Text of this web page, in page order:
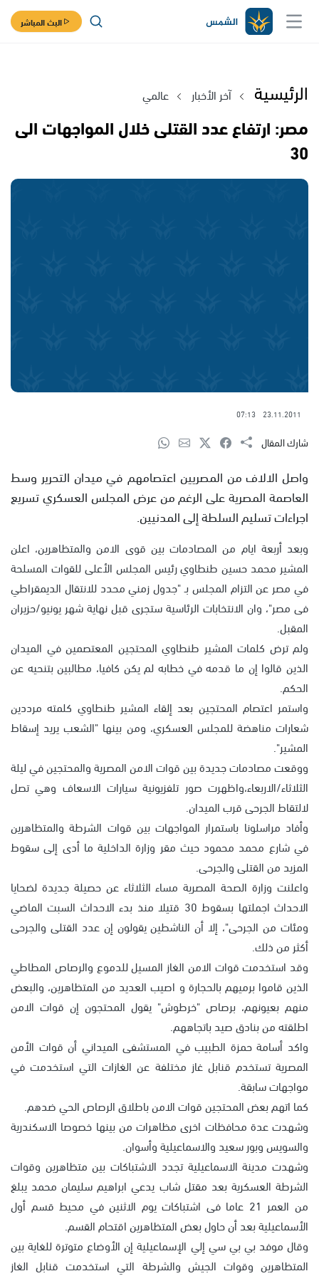
البث المباشر
الرئيسية آخر الأخبار عالمي
مصر: ارتفاع عدد القتلى خلال المواجهات الى
30
23.11.2011
07:13
شارك المقال
واصل الالاف من المصريين اعتصامهم في ميدان التحرير وسط
العاصمة المصرية على الرغم من عرض المجلس العسكري تسريع
اجراءات تسليم السلطة إلى المدنيين.
وبعد أربعة ايام من المصادمات بين قوى الامن والمتظاهرين، اعلن
المشير محمد حسين طنطاوي رئيس المجلس الأعلى للقوات المسلحة
في مصر عن التزام المجلس بـ "جدول زمني محدد للانتقال الديمقراطي
فى مصر"، وان الانتخابات الرئاسية ستجرى قبل نهاية شهر يونيو/حزيران
المقبل.
ولم ترض كلمات المشير طنطاوي المحتجين المعتصمين في الميدان
الذين قالوا إن ما قدمه في خطابه لم يكن كافيا، مطالبين بتنحيه عن
الحكم.
واستمر اعتصام المحتجين بعد إلقاء المشير طنطاوي كلمته مرددين
شعارات مناهضة للمجلس العسكري، ومن بينها "الشعب يريد إسقاط
المشير".
ووقعت مصادمات جديدة بين قوات الامن المصرية والمحتجين في ليلة
الثلاثاء/الاربعاء،واظهرت صور تلفزيونية سيارات الاسعاف وهي تصل
لالتقاط الجرحى قرب الميدان.
وأفاد مراسلونا باستمرار المواجهات بين قوات الشرطة والمتظاهرين
في شارع محمد محمود حيث مقر وزارة الداخلية ما أدى إلى سقوط
المزيد من القتلى والجرحى.
واعلنت وزارة الصحة المصرية مساء الثلاثاء عن حصيلة جديدة لضحايا
الاحداث اجملتها بسقوط 30 قتيلا منذ بدء الاحداث السبت الماضي
ومئات من الجرحى"، إلا أن الناشطين يقولون إن عدد القتلى والجرحى
أكثر من ذلك.
وقد استخدمت قوات الامن الغاز المسيل للدموع والرصاص المطاطي
الذين قاموا برميهم بالحجارة و اصيب العديد من المتظاهرين، والبعض
منهم بعيونهم، برصاص "خرطوش" يقول المحتجون إن قوات الامن
اطلقته من بنادق صيد باتجاههم.
واكد أسامة حمزة الطبيب في المستشفى الميداني أن قوات الأمن
المصرية تستخدم قنابل غاز مختلفة عن الغازات التي استخدمت في
مواجهات سابقة.
كما اتهم بعض المحتجين قوات الامن باطلاق الرصاص الحي ضدهم.
وشهدت عدة محافظات اخرى مظاهرات من بينها خصوصا الاسكندرية
والسويس وبور سعيد والاسماعيلية وأسوان.
وشهدت مدينة الاسماعيلية تجدد الاشتباكات بين متظاهرين وقوات
الشرطة العسكرية بعد مقتل شاب يدعي ابراهيم سليمان محمد يبلغ
من العمر 21 عاما فى اشتباكات يوم الاثنين في محيط قسم أول
الأسماعيلية بعد أن حاول بعض المتظاهرين اقتحام القسم.
وقال موفد بي بي سي إلي الإسماعيلية إن الأوضاع متوترة للغاية بين
المتظاهرين وقوات الجيش والشرطة التي استخدمت قنابل الغاز